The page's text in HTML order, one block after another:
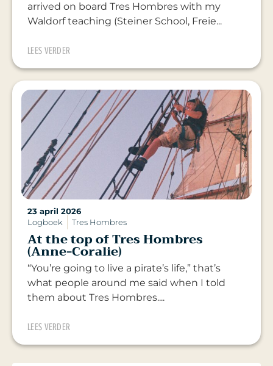
arrived on board Tres Hombres with my
Waldorf teaching (Steiner School, Freie...
LEES VERDER
23 april 2026
Logboek
Tres Hombres
At the top of Tres Hombres
(Anne-Coralie)
“You’re going to live a pirate’s life,” that’s
what people around me said when I told
them about Tres Hombres....
LEES VERDER